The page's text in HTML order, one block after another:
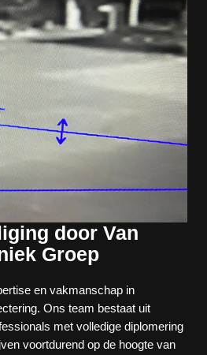
door Van
Groep
en vakmanschap in
Ons team bestaat uit
met volledige diplomering
voortdurend op de hoogte van